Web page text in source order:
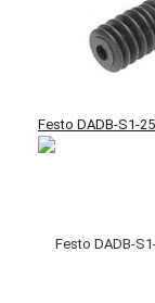
Festo DADB-S1-